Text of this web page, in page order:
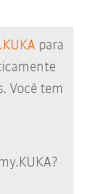
para
Você tem